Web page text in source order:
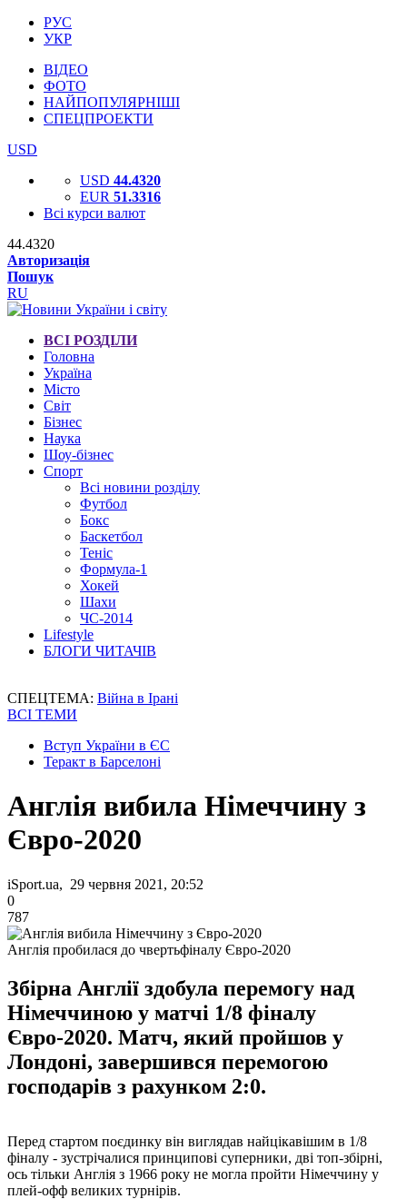
РУС
УКР
ВІДЕО
ФОТО
НАЙПОПУЛЯРНІШІ
СПЕЦПРОЕКТИ
USD
USD 44.4320
EUR 51.3316
Всі курси валют
44.4320
Авторизація
Пошук
RU
ВСІ РОЗДІЛИ
Головна
Україна
Місто
Світ
Бізнес
Наука
Шоу-бізнес
Спорт
Всі новини розділу
Футбол
Бокс
Баскетбол
Теніс
Формула-1
Хокей
Шахи
ЧС-2014
Lifestyle
БЛОГИ ЧИТАЧІВ
СПЕЦТЕМА: Війна в Ірані
ВСІ ТЕМИ
Вступ України в ЄС
Теракт в Барселоні
Англія вибила Німеччину з
Євро-2020
iSport.ua, 29 червня 2021, 20:52
0
787
Англія пробилася до чвертьфіналу Євро-2020
Збірна Англії здобула перемогу над
Німеччиною у матчі 1/8 фіналу
Євро-2020. Матч, який пройшов у
Лондоні, завершився перемогою
господарів з рахунком 2:0.
Перед стартом поєдинку він виглядав найцікавішим в 1/8
фіналу - зустрічалися принципові суперники, дві топ-збірні,
ось тільки Англія з 1966 року не могла пройти Німеччину у
плей-офф великих турнірів.